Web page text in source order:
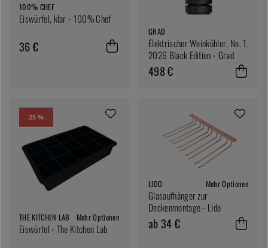
100% CHEF
Eiswürfel, klar - 100% Chef
36 €
GRAD
Elektrischer Weinkühler, No. 1,
2026 Black Edition - Grad
498 €
25 %
THE KITCHEN LAB Mehr Optionen
Eiswürfel - The Kitchen Lab
LIDO Mehr Optionen
Glasaufhänger zur
Deckenmontage - Lido
ab 34 €